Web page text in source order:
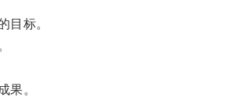
标。
果。